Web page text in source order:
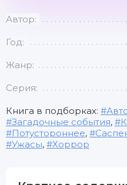
Автор:
Год:
Жанр:
Серия:
Книга в подборках:
Загадочные события,
Потустороннее,
Ужасы, Хоррор